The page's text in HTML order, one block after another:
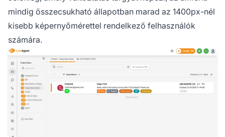
mindig összecsukható állapotban marad az 1400px-nél
kisebb képernyőmérettel rendelkező felhasználók
számára.